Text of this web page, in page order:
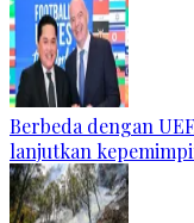
Berbeda dengan
lanjutkan